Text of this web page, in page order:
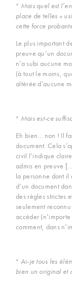
“ Mais quel est
place de telles «
cette force
Le plus important
preuve qu’un
n’a subi aucune
(à tout le moins,
altérée d’aucune
“ Mais est-ce
Eh bien… non ! Il
document. Cela
civil l’indique
admis en preuve
la personne dont
d’un document
des règles strictes
seulement
accéder
comment, dans
“ Ai-je tous les
bien un original et